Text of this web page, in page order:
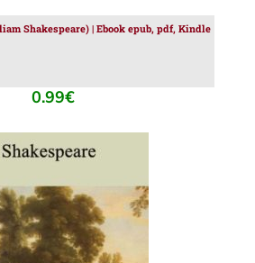
Shakespeare) | Ebook epub, pdf, Kindle
0.99€